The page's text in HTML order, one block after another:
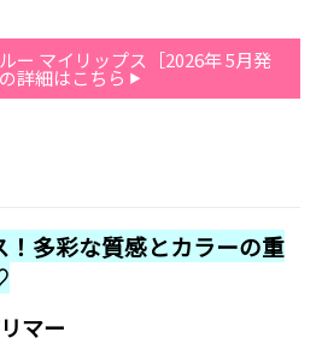
ー マイリップス［2026年 5月発
詳細はこちら
多彩な質感とカラーの重
マー